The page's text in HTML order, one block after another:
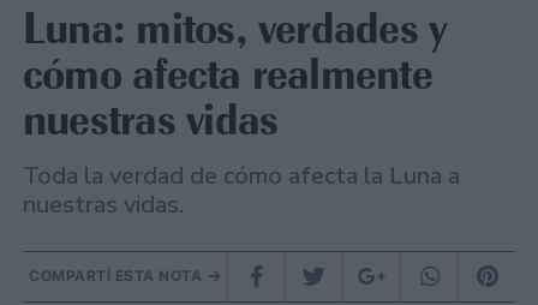
Luna: mitos, verdades y
cómo afecta realmente
nuestras vidas
Toda la verdad de cómo afecta la Luna a
nuestras vidas.
COMPARTÍ ESTA NOTA